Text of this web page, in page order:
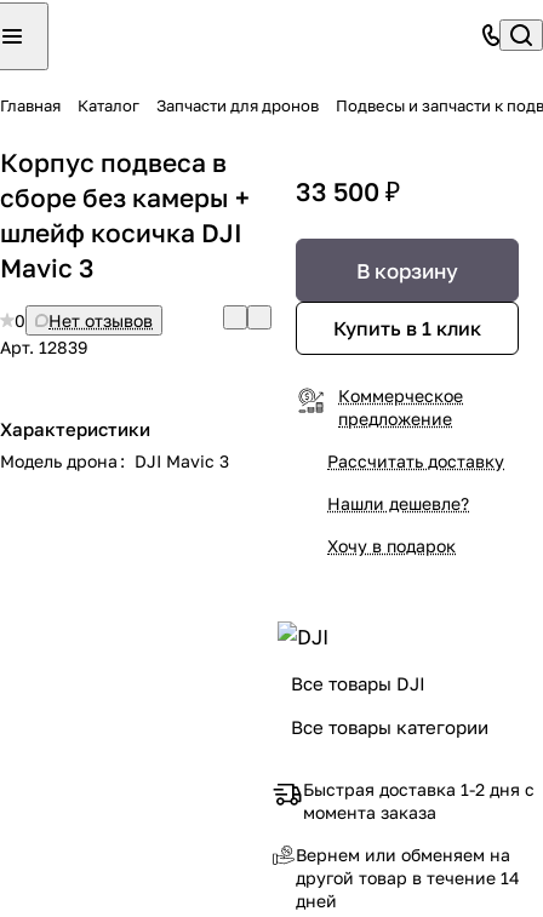
Главная Каталог Запчасти для дронов Подвесы и запчасти к
Корпус подвеса в
сборе без камеры +
шлейф косичка DJI
Mavic 3
0
Нет отзывов
Арт. 12839
Характеристики
Модель дрона : DJI Mavic 3
33 500 ₽
В корзину
Купить в 1 клик
Коммерческое
предложение
Рассчитать доставку
Нашли дешевле?
Хочу в подарок
Все товары DJI
Все товары категории
Быстрая доставка 1-2 дня с
момента заказа
Вернем или обменяем на
другой товар в течение 14
дней